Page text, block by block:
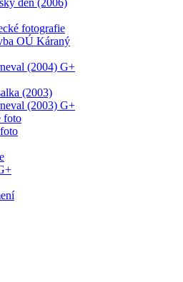
den (2006)
fotografie
OÚ Káraný
(2004) G+
(2003)
(2003) G+
foto